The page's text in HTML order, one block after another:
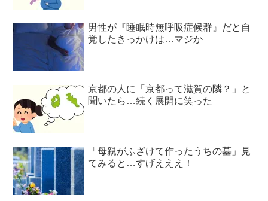
男性が『睡眠時無呼吸症候群』だと自
覚したきっかけは…マジか
京都の人に「京都って滋賀の隣？」と
聞いたら…続く展開に笑った
「母親がふざけて作ったうちの墓」見
てみると…すげえええ！